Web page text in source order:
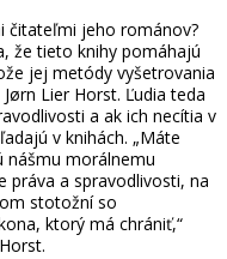
čitateľmi jeho románov?
že tieto knihy pomáhajú
jej metódy vyšetrovania
Lier Horst. Ľudia teda
a ak ich necítia v
v knihách. „Máte
nášmu morálnemu
a spravodlivosti, na
stotožní so
ktorý má chrániť,“